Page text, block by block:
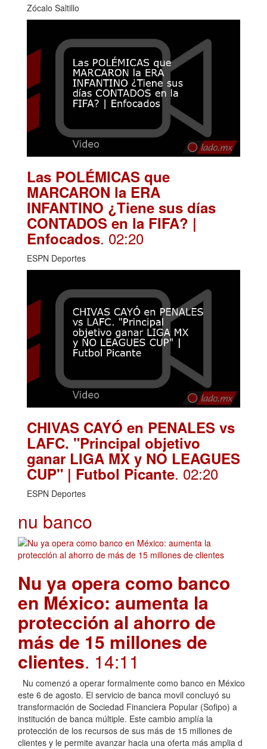
Zócalo Saltillo
Las POLÉMICAS que
MARCARON la ERA
INFANTINO ¿Tiene sus días
CONTADOS en la FIFA? |
Enfocados. 02:20
ESPN Deportes
CHIVAS CAYÓ en PENALES vs
LAFC. "Principal objetivo
ganar LIGA MX y NO LEAGUES
CUP" | Futbol Picante. 02:20
ESPN Deportes
nu banco
Nu ya opera como banco
en México: aumenta la
protección al ahorro de
más de 15 millones de
clientes. 14:11
Nu comenzó a operar formalmente como banco en México
este 6 de agosto. El servicio de banca movil concluyó su
transformación de Sociedad Financiera Popular (Sofipo) a
institución de banca múltiple. Este cambio amplía la
protección de los recursos de sus más de 15 millones de
clientes y le permite avanzar hacia una oferta más amplia d